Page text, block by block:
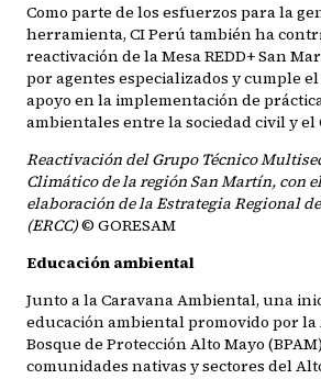
Como parte de los esfuerzos para la
herramienta, CI Perú también ha
reactivación de la Mesa REDD+ San
por agentes especializados y cumple
apoyo en la implementación de
ambientales entre la sociedad civil y el
Reactivación del Grupo Técnico
Climático de la región San Martín, con
elaboración de la Estrategia Regional
(ERCC)© GORESAM
Educación ambiental
Junto a la Caravana Ambiental, una
educación ambiental promovido por la
Bosque de Protección Alto Mayo
comunidades nativas y sectores del